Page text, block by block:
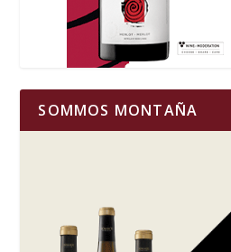
SOMMOS MONTAÑA